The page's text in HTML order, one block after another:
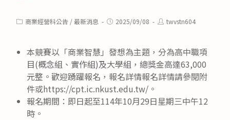
Post商業經營科公告 /最新消息
Post2025/09/08
Posttwvstn604
本競賽以「商業智慧」發想為主題，分為高中職項
目(概念組、實作組)及大學組，總獎金高達63,000
元整。歡迎踴躍報名，報名詳情報名詳情請參閱附
件或https://cpt.ic.nkust.edu.tw/。
報名期間：即日起至114年10月29日星期三中午12
時。